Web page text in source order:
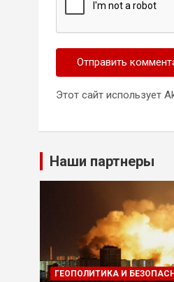
Этот сайт использует
Наши партнеры
ГЕОПОЛИТИКА И